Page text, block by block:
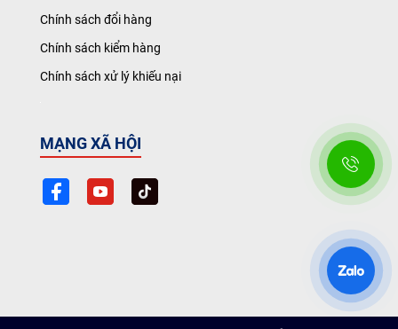
Chính sách đổi hàng
Chính sách kiểm hàng
Chính sách xử lý khiếu nại
MẠNG XÃ HỘI